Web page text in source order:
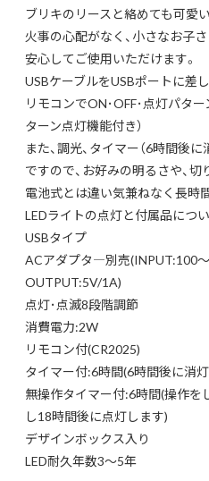
ブリキのリースと絡めても可愛い
火事の心配がなく、小さなお子
安心してご使用いただけます。
USBケーブルをUSBポートに差
リモコンでON･OFF･点灯パタ
ターン点灯機能付き）
また、調光、タイマー（6時間後
ですので、お好みの明るさや、
電池式とは違い気兼ねなく長時
LEDライトの点灯と付属品につ
USBタイプ
ACアダプタ―別売(INPUT:100
OUTPUT:5V/1A)
点灯･点滅8段階調節
消費電力:2W
リモコン付(CR2025)
タイマー付:6時間(6時間後に消
無操作タイマー付:6時間(操作
し18時間後に点灯します)
デザインボックス入り
LED耐久年数3～5年